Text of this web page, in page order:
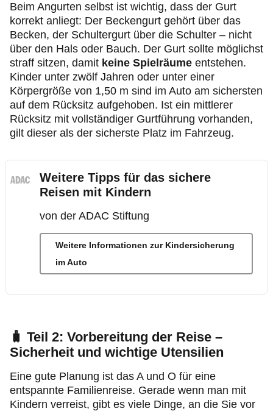
Beim Angurten selbst ist wichtig, dass der Gurt
korrekt anliegt: Der Beckengurt gehört über das
Becken, der Schultergurt über die Schulter – nicht
über den Hals oder Bauch. Der Gurt sollte möglichst
straff sitzen, damit keine Spielräume entstehen.
Kinder unter zwölf Jahren oder unter einer
Körpergröße von 1,50 m sind im Auto am sichersten
auf dem Rücksitz aufgehoben. Ist ein mittlerer
Rücksitz mit vollständiger Gurtführung vorhanden,
gilt dieser als der sicherste Platz im Fahrzeug.
Weitere Tipps für das sichere
Reisen mit Kindern
von der ADAC Stiftung
Weitere Informationen zur Kindersicherung
im Auto
🧳 Teil 2: Vorbereitung der Reise –
Sicherheit und wichtige Utensilien
Eine gute Planung ist das A und O für eine
entspannte Familienreise. Gerade wenn man mit
Kindern verreist, gibt es viele Dinge, an die Sie vor